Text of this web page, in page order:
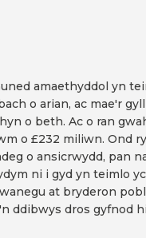
amaethyddol yn
o arian, ac mae'r
o beth. Ac o ran
o £232 miliwn. Ond
o ansicrwydd, pan
ni i gyd yn teimlo
at bryderon
ddibwys dros gyfnod